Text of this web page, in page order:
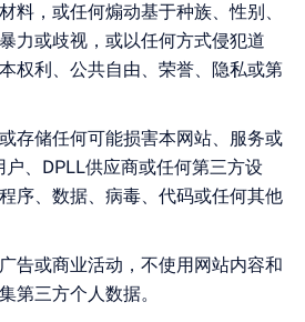
料，或任何煽动基于种族、性别、
力或歧视，或以任何方式侵犯道
权利、公共自由、荣誉、隐私或第
存储任何可能损害本网站、服务或
户、DPLL供应商或任何第三方设
序、数据、病毒、代码或任何其他
告或商业活动，不使用网站内容和
第三方个人数据。